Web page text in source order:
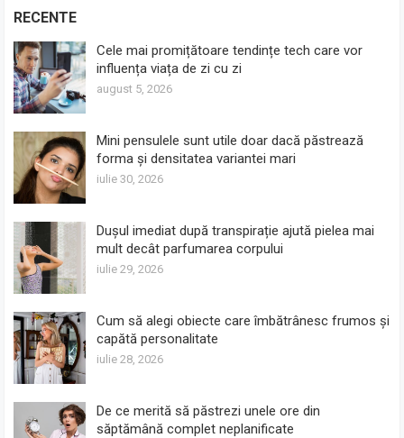
RECENTE
Cele mai promițătoare tendințe tech care vor
influența viața de zi cu zi
august 5, 2026
Mini pensulele sunt utile doar dacă păstrează
forma și densitatea variantei mari
iulie 30, 2026
Dușul imediat după transpirație ajută pielea mai
mult decât parfumarea corpului
iulie 29, 2026
Cum să alegi obiecte care îmbătrânesc frumos și
capătă personalitate
iulie 28, 2026
De ce merită să păstrezi unele ore din
săptămână complet neplanificate